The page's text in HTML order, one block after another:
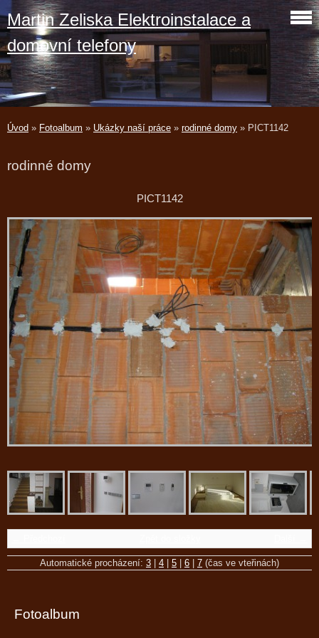
Martin Zeliska Elektroinstalace a
domovní telefony
Úvod » Fotoalbum » Ukázky naší práce » rodinné domy » PICT1142
rodinné domy
PICT1142
Automatické procházení: 3 4 5 6 7 (čas ve vteřinách)
Fotoalbum